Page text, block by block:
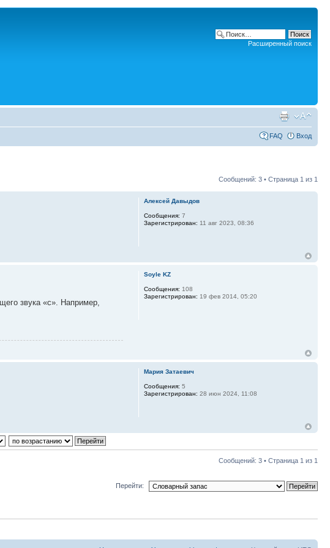
Расширенный поиск
FAQ Вход
Сообщений: 3 • Страница 1 из 1
Алексей Давыдов
Сообщения: 7
Зарегистрирован: 11 авг 2023, 08:36
звука «с». Например,
Soyle KZ
Сообщения: 108
Зарегистрирован: 19 фев 2014, 05:20
Мария Затаевич
Сообщения: 5
Зарегистрирован: 28 июн 2024, 11:08
Сообщений: 3 • Страница 1 из 1
Перейти: